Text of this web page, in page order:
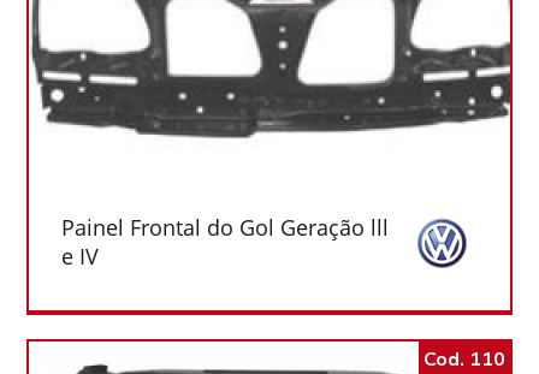
Painel Frontal do Gol Geração lll
e IV
Cod. 110